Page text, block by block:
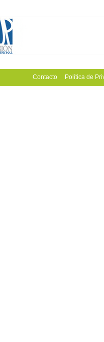
Contacto Política de